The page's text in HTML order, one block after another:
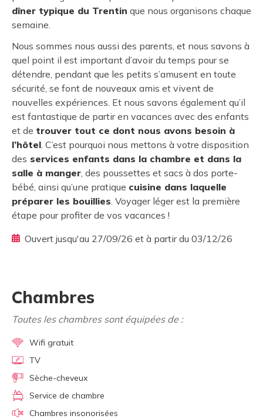
dîner typique du Trentin que nous organisons chaque
semaine.
Nous sommes nous aussi des parents, et nous savons à
quel point il est important d’avoir du temps pour se
détendre, pendant que les petits s’amusent en toute
sécurité, se font de nouveaux amis et vivent de
nouvelles expériences. Et nous savons également qu’il
est fantastique de partir en vacances avec des enfants
et de trouver tout ce dont nous avons besoin à
l’hôtel. C’est pourquoi nous mettons à votre disposition
des services enfants dans la chambre et dans la
salle à manger, des poussettes et sacs à dos porte-
bébé, ainsi qu’une pratique cuisine dans laquelle
préparer les bouillies. Voyager léger est la première
étape pour profiter de vos vacances !
Ouvert jusqu'au 27/09/26 et à partir du 03/12/26
Chambres
Toutes les chambres sont équipées de :
Wifi gratuit
TV
Sèche-cheveux
Service de chambre
Chambres insonorisées